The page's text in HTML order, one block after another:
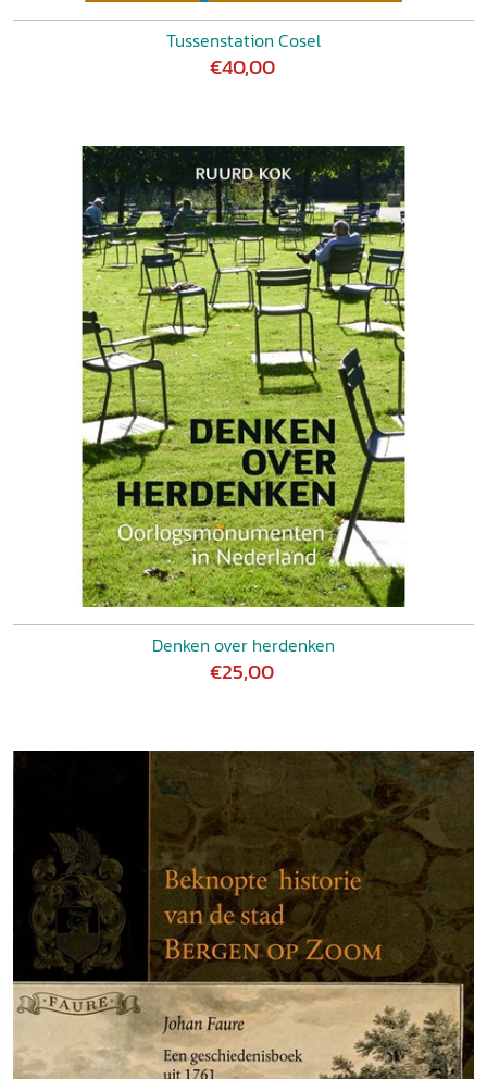
Tussenstation Cosel
€40,00
Denken over herdenken
€25,00